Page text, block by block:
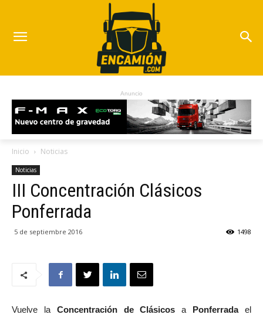
Anuncio
Inicio Noticias
Noticias
III Concentración Clásicos
Ponferrada
5 de septiembre 2016 1498
Vuelve la Concentración de Clásicos a Ponferradael